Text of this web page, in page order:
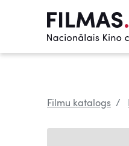
Filmu katalogs